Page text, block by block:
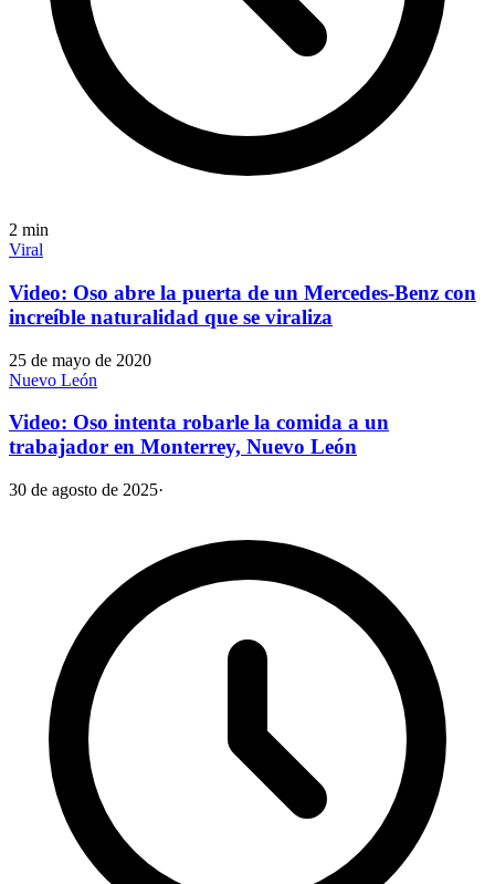
2 min
Viral
Video: Oso abre la puerta de un Mercedes-Benz con
increíble naturalidad que se viraliza
25 de mayo de 2020
Nuevo León
Video: Oso intenta robarle la comida a un
trabajador en Monterrey, Nuevo León
30 de agosto de 2025·